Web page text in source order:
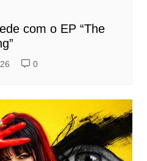
com o EP “The
0